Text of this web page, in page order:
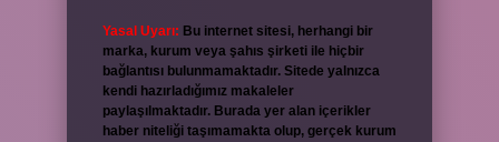
Yasal Uyarı: Bu internet sitesi, herhangi bir
marka, kurum veya şahıs şirketi ile hiçbir
bağlantısı bulunmamaktadır. Sitede yalnızca
kendi hazırladığımız makaleler
paylaşılmaktadır. Burada yer alan içerikler
haber niteliği taşımamakta olup, gerçek kurum